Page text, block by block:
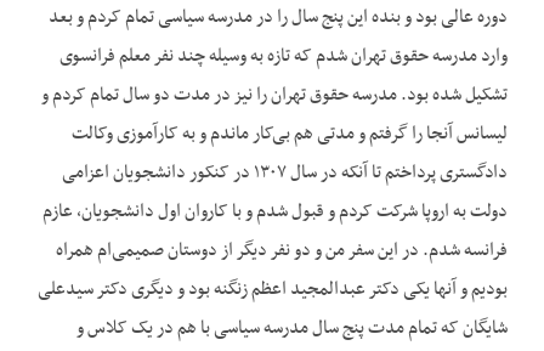
دوره عالی بود و بنده این پنج سال را در مدرسه سیاسی تمام کردم و بعد
وارد مدرسه حقوق تهران شدم که تازه به وسیله چند نفر معلم فرانسوی
تشکیل شده بود. مدرسه حقوق تهران را نیز در مدت دو سال تمام کردم و
لیسانس آنجا را گرفتم و مدتی هم بی‌کار ماندم و به کارآموزی وکالت
دادگستری پرداختم تا آنکه در سال ۱۳۰۷ در کنکور دانشجویان اعزامی
دولت به اروپا شرکت کردم و قبول شدم و با کاروان اول دانشجویان، عازم
فرانسه شدم. در این سفر من و دو نفر دیگر از دوستان صمیمی‌ام همراه
بودیم و آنها یکی دکتر عبدالمجید اعظم زنگنه بود و دیگری دکتر سیدعلی
شایگان که تمام مدت پنج سال مدرسه سیاسی با هم در یک کلاس و